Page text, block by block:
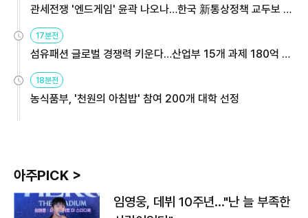
관세전쟁 '엔드게임' 윤곽 나오나…한국 新통상정책 교두보 활
용해야
17분전
섬유패션 글로벌 경쟁력 키운다…산업부 15개 과제 180억 지
원
18분전
농식품부, '천원의 아침밥' 참여 200개 대학 선정
아주PICK >
임영웅, 데뷔 10주년…"난 늘 부족한